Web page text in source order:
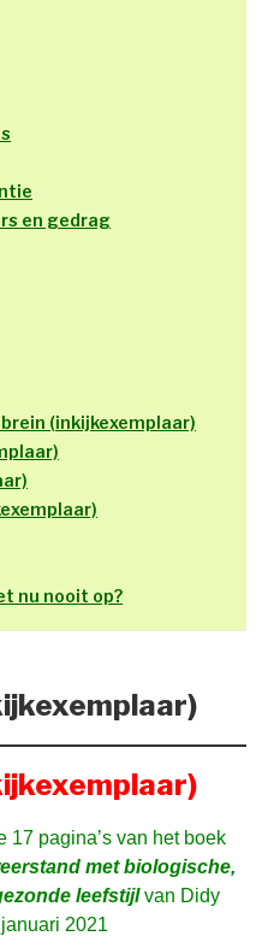
en gedrag
(inkijkexemplaar)
nu nooit op?
17 pagina’s van het boek
met biologische,
leefstijlvan Didy
2021